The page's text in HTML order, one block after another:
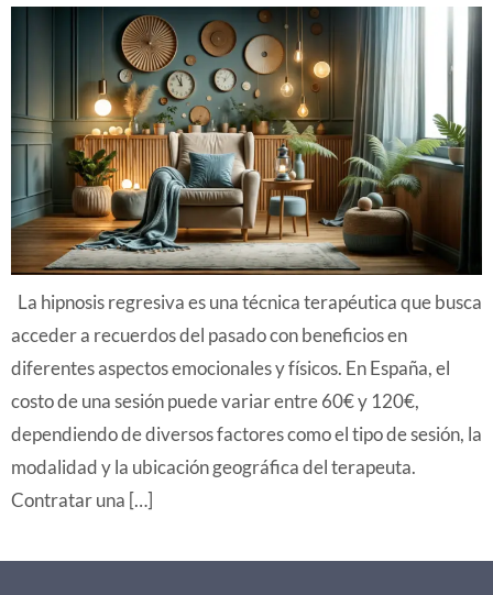
La hipnosis regresiva es una técnica terapéutica que busca
acceder a recuerdos del pasado con beneficios en
diferentes aspectos emocionales y físicos. En España, el
costo de una sesión puede variar entre 60€ y 120€,
dependiendo de diversos factores como el tipo de sesión, la
modalidad y la ubicación geográfica del terapeuta.
Contratar una […]